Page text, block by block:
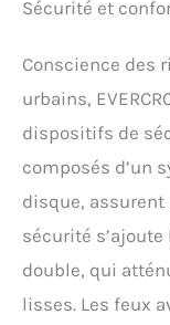
Sécurité et
Conscience des
urbains,
dispositifs de
composés d’un
disque, assurent
sécurité
double, qui
lisses. Les feux